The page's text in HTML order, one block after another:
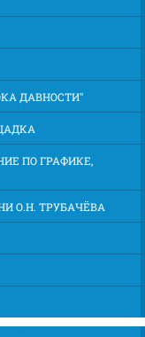
ДАВНОСТИ"
ПО ГРАФИКЕ,
О.Н. ТРУБАЧЁВА